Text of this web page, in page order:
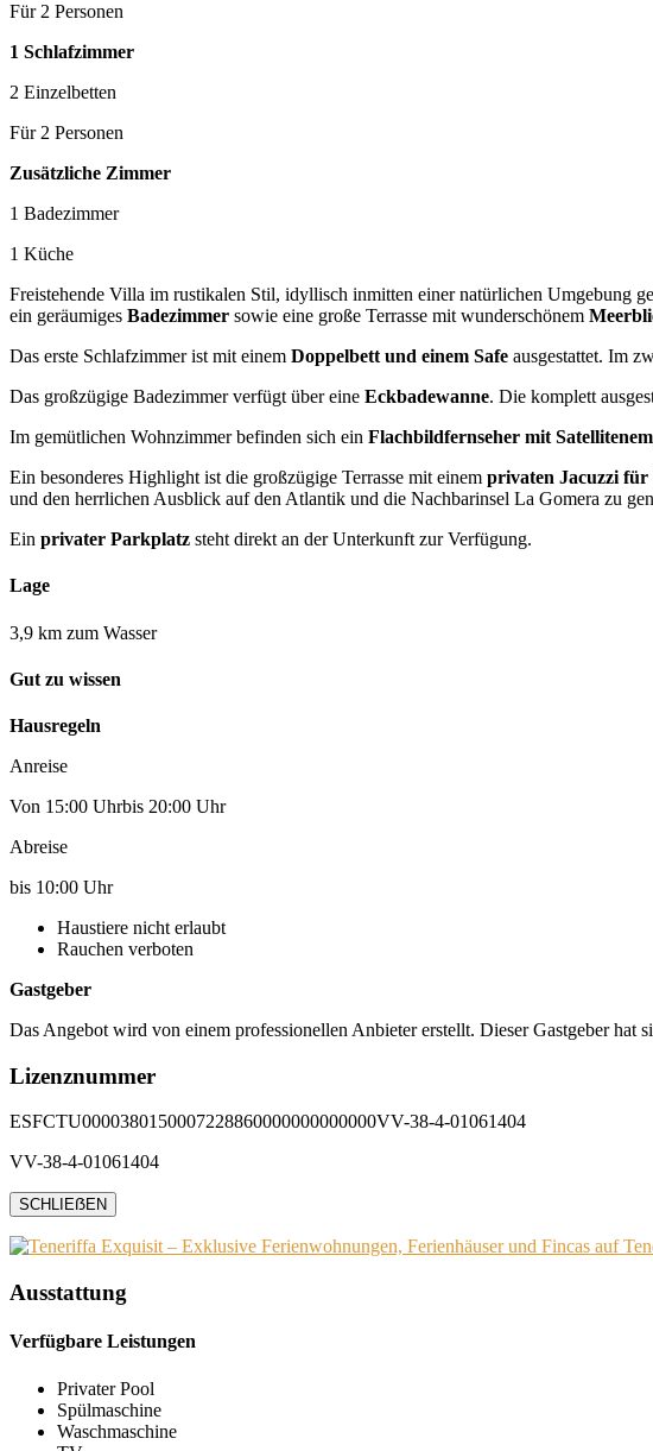
Für 2 Personen
1 Schlafzimmer
2 Einzelbetten
Für 2 Personen
Zusätzliche Zimmer
1 Badezimmer
1 Küche
Freistehende Villa im rustikalen Stil, idyllisch inmitten einer natürlichen Umgebung
ein geräumiges Badezimmer sowie eine große Terrasse mit wunderschönem
Das erste Schlafzimmer ist mit einem Doppelbett und einem Safe ausgestattet. Im
Das großzügige Badezimmer verfügt über eine Eckbadewanne. Die komplett
Im gemütlichen Wohnzimmer befinden sich ein Flachbildfernseher mit
Ein besonderes Highlight ist die großzügige Terrasse mit einem privaten Jacuzzi für
und den herrlichen Ausblick auf den Atlantik und die Nachbarinsel La Gomera zu
Ein privater Parkplatz steht direkt an der Unterkunft zur Verfügung.
Lage
3,9 km zum Wasser
Gut zu wissen
Hausregeln
Anreise
Von 15:00 Uhrbis 20:00 Uhr
Abreise
bis 10:00 Uhr
Haustiere nicht erlaubt
Rauchen verboten
Gastgeber
Das Angebot wird von einem professionellen Anbieter erstellt. Dieser Gastgeber hat
Lizenznummer
ESFCTU0000380150007228860000000000000VV-38-4-01061404
VV-38-4-01061404
SCHLIEẞEN
Ausstattung
Verfügbare Leistungen
Privater Pool
Spülmaschine
Waschmaschine